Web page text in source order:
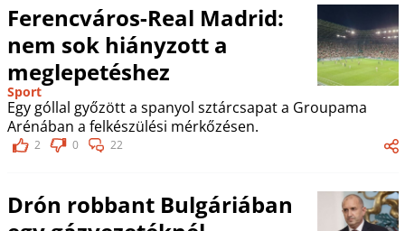
Ferencváros-Real Madrid:
nem sok hiányzott a
meglepetéshez
Sport
Egy góllal győzött a spanyol sztárcsapat a Groupama
Arénában a felkészülési mérkőzésen.
2 0 22
Drón robbant Bulgáriában